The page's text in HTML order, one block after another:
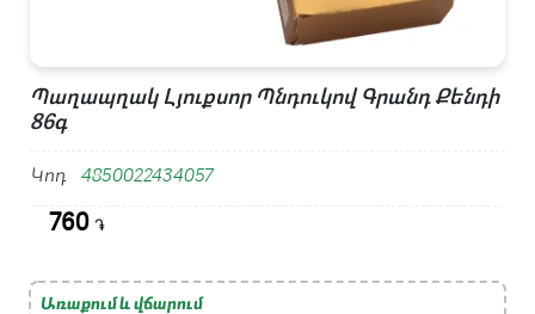
Պաղապղակ Լյուքսոր Պնդուկով Գրանդ Քենդի
86գ
Կոդ 4850022434057
760 ֏
Առաքում և վճարում